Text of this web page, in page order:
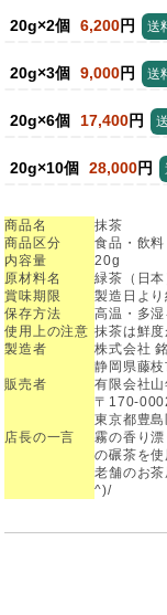
20g×2個 6,200円 送
20g×3個 9,000円 送
20g×6個 17,400円
20g×10個 28,000円
商品名
抹茶
商品区分
食品・飲料
内容量
20g
原材料名
緑茶（日本
賞味期限
製造日より
保存方法
高温・多湿
使用上の注意 抹茶は鮮
製造者
株式会社
静岡県藤
販売者
有限会社山
〒170-
東京都豊
店長の一言
霧の香り
の碾茶を使
老舗のお
^)/